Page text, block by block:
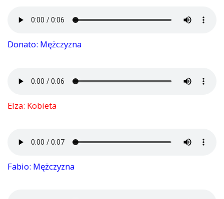
Donato: Mężczyzna
Elza: Kobieta
Fabio: Mężczyzna